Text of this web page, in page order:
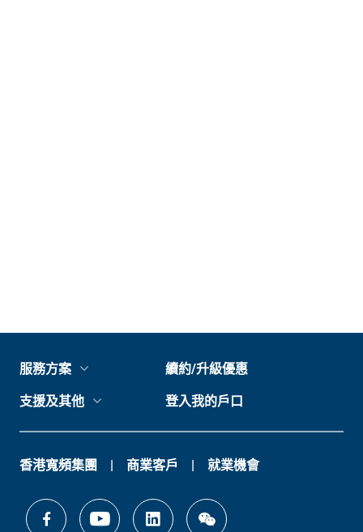
服務方案 續約/升級優惠
支援及其他 登入我的戶口
香港寬頻集團 商業客戶 就業機會